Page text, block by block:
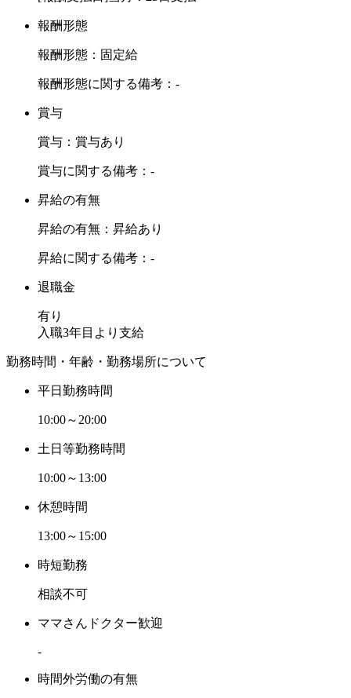
報酬形態
報酬形態：固定給
報酬形態に関する備考：-
賞与
賞与：賞与あり
賞与に関する備考：-
昇給の有無
昇給の有無：昇給あり
昇給に関する備考：-
退職金
有り
入職3年目より支給
勤務時間・年齢・勤務場所について
平日勤務時間
10:00～20:00
土日等勤務時間
10:00～13:00
休憩時間
13:00～15:00
時短勤務
相談不可
ママさんドクター歓迎
-
時間外労働の有無